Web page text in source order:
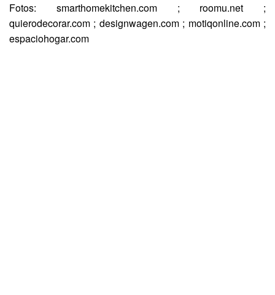
Fotos: smarthomekitchen.com ; roomu.net ;
quierodecorar.com ; designwagen.com ; motiqonline.com ;
espaciohogar.com